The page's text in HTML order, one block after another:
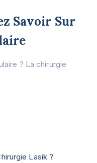
Savoir Sur
? La chirurgie